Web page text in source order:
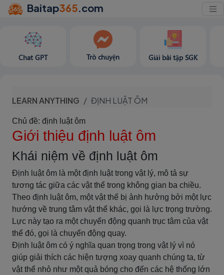
Baitap365.com
Chat GPT Trò chuyện Giải bài tập SGK
LEARN ANYTHING ĐỊNH LUẬT ÔM
Chủ đề: định luật ôm
Giới thiệu định luật ôm
Khái niệm về định luật ôm
Định luật ôm là một định luật trong vật lý, mô tả sự
tương tác giữa các vật thể trong không gian ba chiều.
Theo định luật ôm, một vật thể bị ảnh hưởng bởi một lực
hướng về trung tâm vật thể khác, gọi là lực trọng trường.
Lực này tạo ra một chuyển động quanh trục tâm của vật
thể đó, gọi là chuyển động quay.
Định luật ôm có ý nghĩa quan trọng trong vật lý vì nó
giúp giải thích các hiện tượng xoay quanh chúng ta, từ
vật thể nhỏ như một quả bóng cho đến các hệ thống lớn